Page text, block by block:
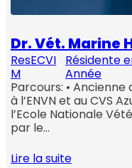
Dr. Vét. Marine
ResECVI
M
Résidente
Année
Parcours: •
à l’ENVN et au CVS
l’Ecole Nationale
par le…
Lire la suite